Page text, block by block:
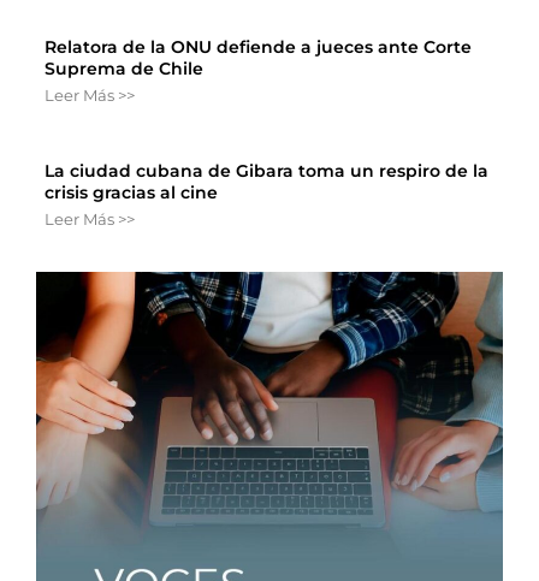
Relatora de la ONU defiende a jueces ante Corte
Suprema de Chile
Leer Más >>
La ciudad cubana de Gibara toma un respiro de la
crisis gracias al cine
Leer Más >>